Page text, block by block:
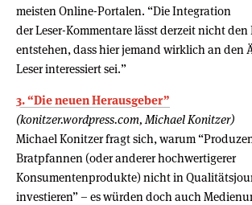
meisten Online-Portalen. “Die Integration
der Leser-Kommentare lässt derzeit nicht
entstehen, dass hier jemand wirklich an den
Leser interessiert sei.”
3. “Die neuen Herausgeber”
(konitzer.wordpress.com, Michael Konitzer)
Michael Konitzer fragt sich, warum
Bratpfannen (oder anderer hochwertigerer
Konsumentenprodukte) nicht in
investieren” – es würden doch auch